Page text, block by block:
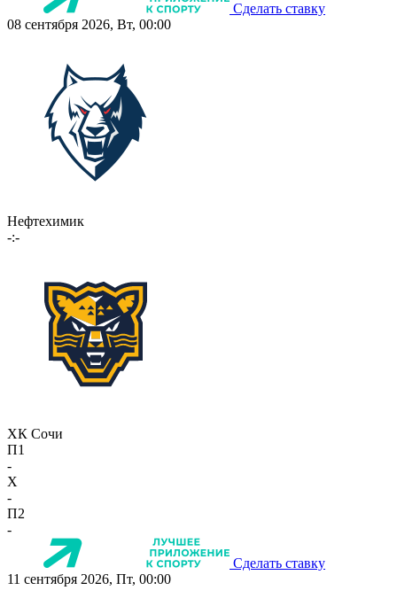
Сделать ставку
08 сентября 2026, Вт, 00:00
Нефтехимик
-:-
ХК Сочи
П1
-
X
-
П2
-
Сделать ставку
11 сентября 2026, Пт, 00:00